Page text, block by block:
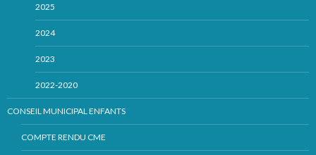
2025
2024
2023
2022-2020
CONSEIL MUNICIPAL ENFANTS
COMPTE RENDU CME